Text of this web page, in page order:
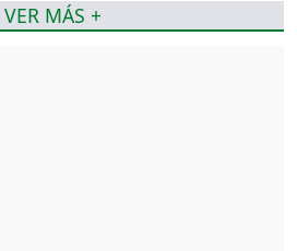
VER MÁS +